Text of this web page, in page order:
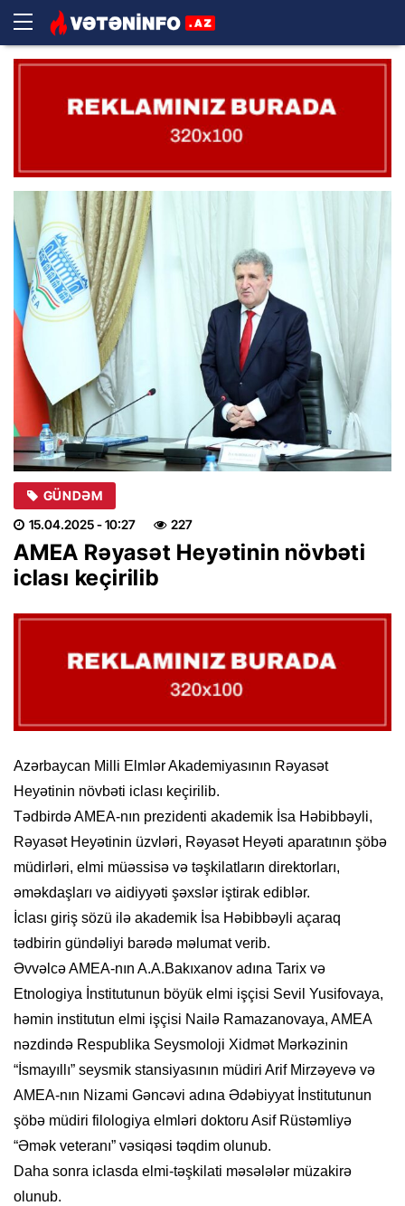
GÜNDƏM
15.04.2025- 10:27 227
AMEA Rəyasət Heyətinin növbəti
iclası keçirilib
Azərbaycan Milli Elmlər Akademiyasının Rəyasət
Heyətinin növbəti iclası keçirilib.
Tədbirdə AMEA-nın prezidenti akademik İsa Həbibbəyli,
Rəyasət Heyətinin üzvləri, Rəyasət Heyəti aparatının şöbə
müdirləri, elmi müəssisə və təşkilatların direktorları,
əməkdaşları və aidiyyəti şəxslər iştirak ediblər.
İclası giriş sözü ilə akademik İsa Həbibbəyli açaraq
tədbirin gündəliyi barədə məlumat verib.
Əvvəlcə AMEA-nın A.A.Bakıxanov adına Tarix və
Etnologiya İnstitutunun böyük elmi işçisi Sevil Yusifovaya,
həmin institutun elmi işçisi Nailə Ramazanovaya, AMEA
nəzdində Respublika Seysmoloji Xidmət Mərkəzinin
“İsmayıllı” seysmik stansiyasının müdiri Arif Mirzəyevə və
AMEA-nın Nizami Gəncəvi adına Ədəbiyyat İnstitutunun
şöbə müdiri filologiya elmləri doktoru Asif Rüstəmliyə
“Əmək veteranı” vəsiqəsi təqdim olunub.
Daha sonra iclasda elmi-təşkilati məsələlər müzakirə
olunub.